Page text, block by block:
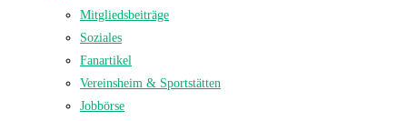
Mitgliedsbeiträge
Soziales
Fanartikel
Vereinsheim & Sportstätten
Jobbörse